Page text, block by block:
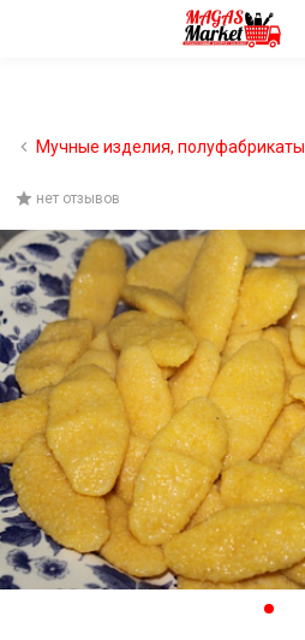
Мучные изделия, полуфабрикаты
нет отзывов